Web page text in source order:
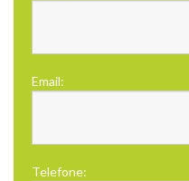
Email:
Telefone: